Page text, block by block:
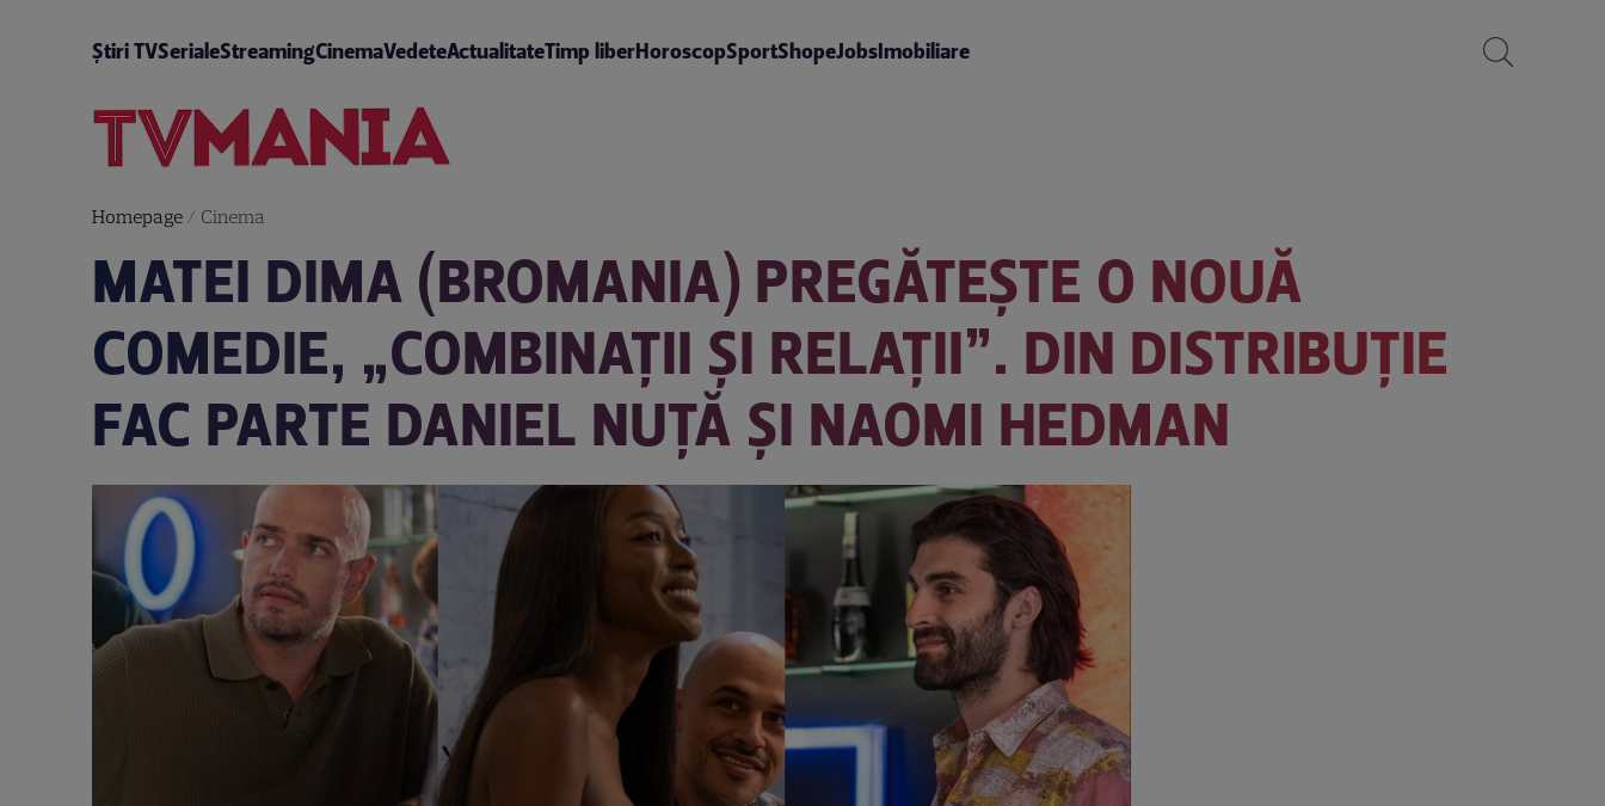
Știri TVSerialeStreamingCinemaVedeteActualitateTimp liberHoroscopSportShopeJobsImobiliare
Homepage/ Cinema
MATEI DIMA (BROMANIA) PREGĂTEȘTE O NOUĂ
COMEDIE, „COMBINAȚII ȘI RELAȚII”. DIN DISTRIBUȚIE
FAC PARTE DANIEL NUȚĂ ȘI NAOMI HEDMAN